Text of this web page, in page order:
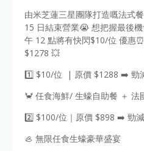
由米芝蓮三星團隊打造嘅法式
15 日結束營業😭 想把握最後
午 12 點將有快閃$10/位 優惠
$1278 💥
1️⃣ $10/位 | 原價 $1288 ➡️ 勁
🦀 任食海鮮/ 生蠔自助餐 ＋ 法
2️⃣ $100/位｜原價 $898 ➡️ 勁
🦪 無限任食生蠔豪華盛宴